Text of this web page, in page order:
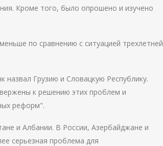
Кроме того, было опрошено и изучено
по сравнению с ситуацией трехлетней
Грузию и Словацкую Республику.
к решению этих проблем и
реформ".
и Албании. В России, Азербайджане и
серьезная проблема для